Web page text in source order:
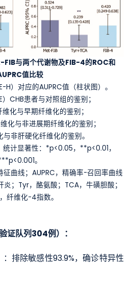
与两个代谢物及FIB-4的ROC和
值比较
H）对应的AUPRC值（柱状图）。
CHB患者与对照组的鉴别；
维化与早期纤维化的鉴别；
化与非进展期纤维化的鉴别；
与非肝硬化纤维化的鉴别。
计显著性：*p<0.05，**p<0.01，
。
曲线；AUPRC，精确率-召回率曲线
；Tyr，酪氨酸；TCA，牛磺胆酸；
纤维化-4指数。
证队列304例）：
排除敏感性93.9%，确诊特异性